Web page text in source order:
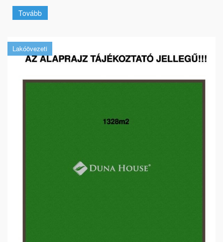
Tovább
Lakóövezeti